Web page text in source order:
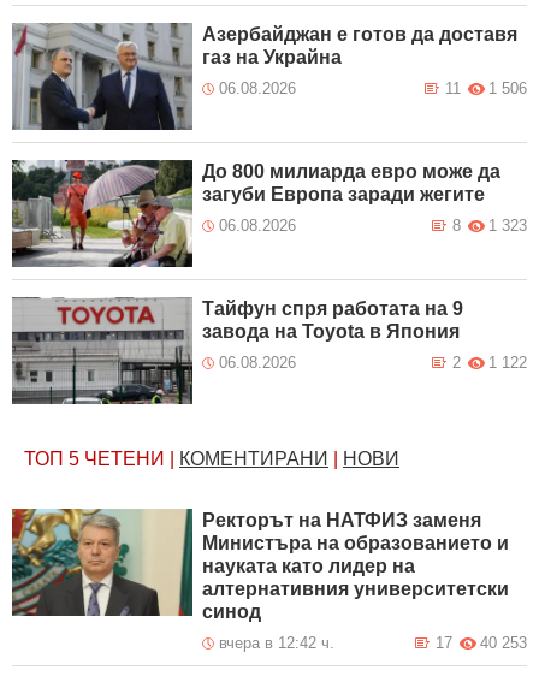
Азербайджан е готов да доставя
газ на Украйна
06.08.2026 1 506
11
До 800 милиарда евро може да
загуби Европа заради жегите
06.08.2026 1 323
8
Тайфун спря работата на 9
завода на Toyota в Япония
06.08.2026 1 122
2
ТОП 5 ЧЕТЕНИ КОМЕНТИРАНИ НОВИ
Ректорът на НАТФИЗ заменя
Министъра на образованието и
науката като лидер на
алтернативния университетски
синод
вчера в 12:42 ч. 40 253
17